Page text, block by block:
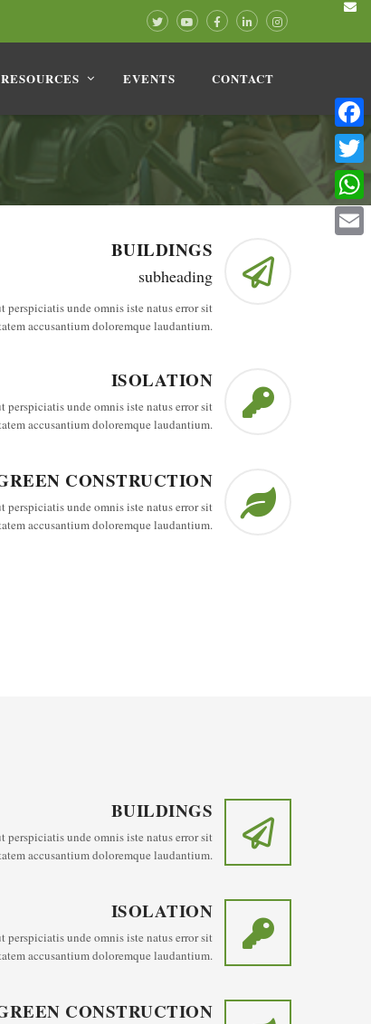
RESOURCES EVENTS CONTACT
BUILDINGS
subheading
perspiciatis unde omnis iste natus error sit
accusantium doloremque laudantium.
ISOLATION
perspiciatis unde omnis iste natus error sit
accusantium doloremque laudantium.
CONSTRUCTION
perspiciatis unde omnis iste natus error sit
accusantium doloremque laudantium.
BUILDINGS
perspiciatis unde omnis iste natus error sit
accusantium doloremque laudantium.
ISOLATION
perspiciatis unde omnis iste natus error sit
accusantium doloremque laudantium.
CONSTRUCTION
Twitter